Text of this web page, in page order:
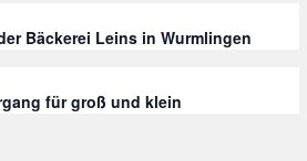
Bäckerei Leins in Wurmlingen
für groß und klein